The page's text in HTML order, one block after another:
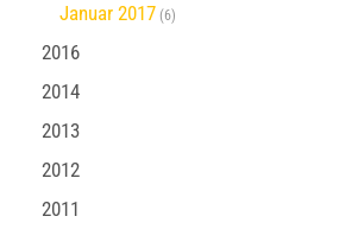
Januar 2017 (6)
2016
2014
2013
2012
2011